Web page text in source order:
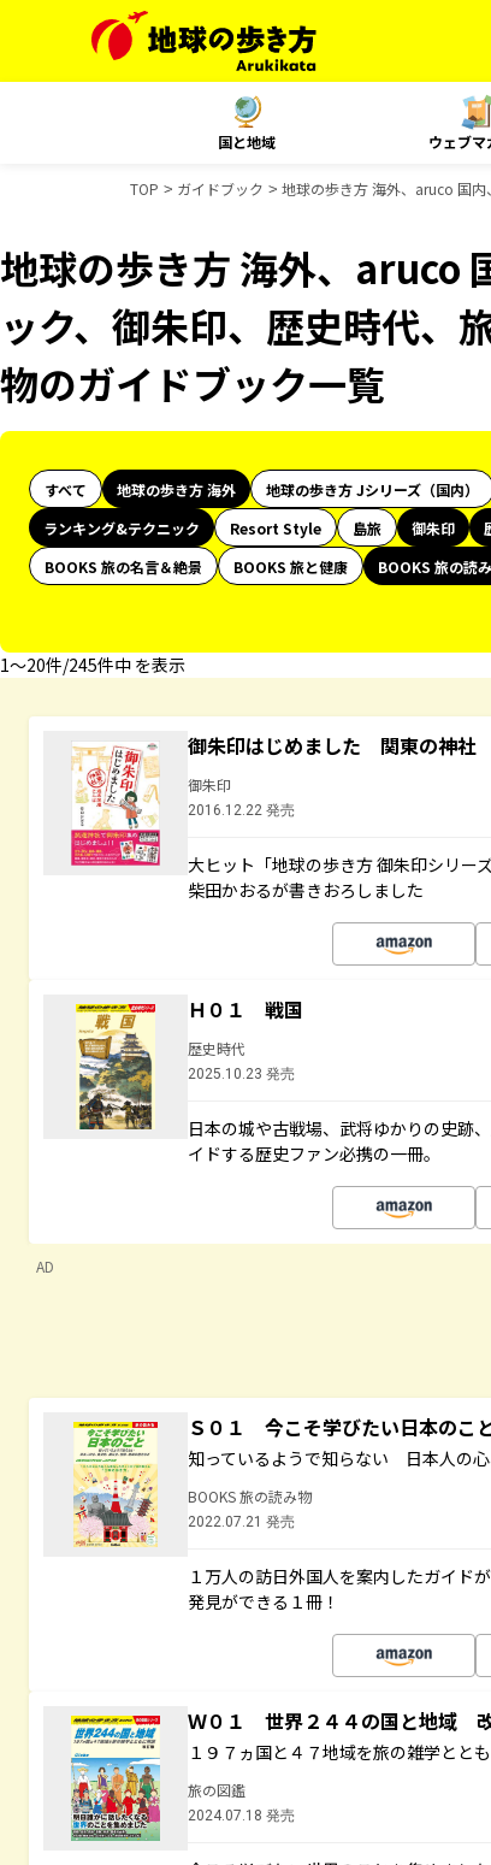
国と地域 ウェブマ
TOP ガイドブック 地球の歩き方 海外、aruco 国
地球の歩き方 海外、aruco
ック、御朱印、歴史時代、
物のガイドブック一覧
すべて 地球の歩き方 海外 地球の歩き方 Jシリーズ（国内）
ランキング&テクニック
Resort Style 島旅 御朱印
BOOKS 旅の名言＆絶景
BOOKS 旅と健康 BOOKS 旅の読
1〜20件/245件中 を表示
御朱印はじめました 関東の神社
御朱印
2016.12.22 発売
大ヒット「地球の歩き方 御朱印シリー
柴田かおるが書きおろしました
Ｈ０１ 戦国
歴史時代
2025.10.23 発売
日本の城や古戦場、武将ゆかりの史跡
イドする歴史ファン必携の一冊。
AD
Ｓ０１ 今こそ学びたい日本のこ
知っているようで知らない 日本人の
BOOKS 旅の読み物
2022.07.21 発売
１万人の訪日外国人を案内したガイド
発見ができる１冊！
Ｗ０１ 世界２４４の国と地域
１９７ヵ国と４７地域を旅の雑学とと
旅の図鑑
2024.07.18 発売